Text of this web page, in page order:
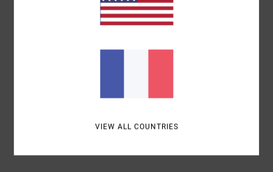
Traçabilité du produit (Loi Agec)
VIEW ALL COUNTRIES